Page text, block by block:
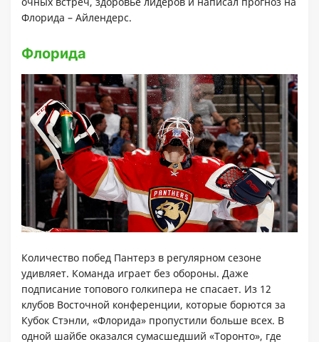
Флорида – Айлендерс.
Флорида
Количество побед Пантерз в регулярном сезоне
удивляет. Команда играет без обороны. Даже
подписание топового голкипера не спасает. Из 12
клубов Восточной конференции, которые борются за
Кубок Стэнли, «Флорида» пропустили больше всех. В
одной шайбе оказался сумасшедший «Торонто», где